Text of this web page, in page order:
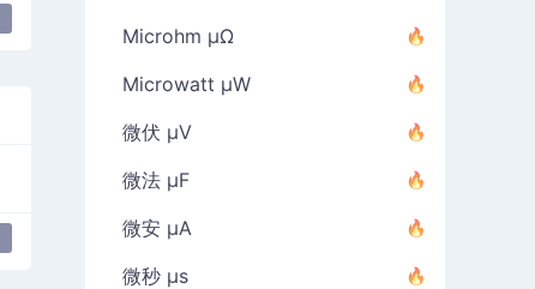
Microhm µΩ
Microwatt µW
微伏 µV
微法 µF
微安 µA
微秒 µs